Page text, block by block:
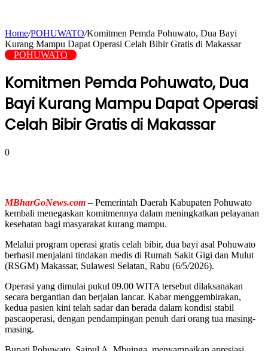
Home/POHUWATO/Komitmen Pemda Pohuwato, Dua Bayi
Kurang Mampu Dapat Operasi Celah Bibir Gratis di Makassar
POHUWATO
Komitmen Pemda Pohuwato, Dua
Bayi Kurang Mampu Dapat Operasi
Celah Bibir Gratis di Makassar
0
MBharGoNews.com – Pemerintah Daerah Kabupaten Pohuwato
kembali menegaskan komitmennya dalam meningkatkan pelayanan
kesehatan bagi masyarakat kurang mampu.
Melalui program operasi gratis celah bibir, dua bayi asal Pohuwato
berhasil menjalani tindakan medis di Rumah Sakit Gigi dan Mulut
(RSGM) Makassar, Sulawesi Selatan, Rabu (6/5/2026).
Operasi yang dimulai pukul 09.00 WITA tersebut dilaksanakan
secara bergantian dan berjalan lancar. Kabar menggembirakan,
kedua pasien kini telah sadar dan berada dalam kondisi stabil
pascaoperasi, dengan pendampingan penuh dari orang tua masing-
masing.